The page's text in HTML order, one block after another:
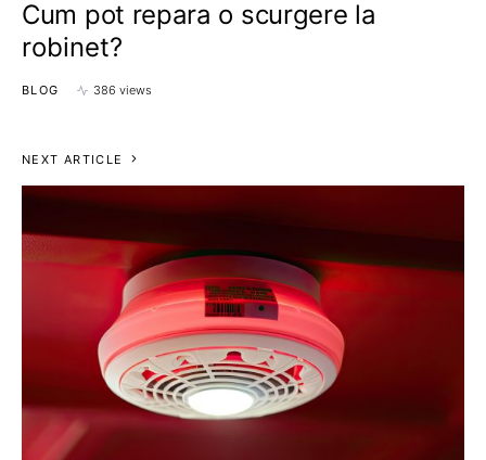
Cum pot repara o scurgere la
robinet?
BLOG 386 views
NEXT ARTICLE